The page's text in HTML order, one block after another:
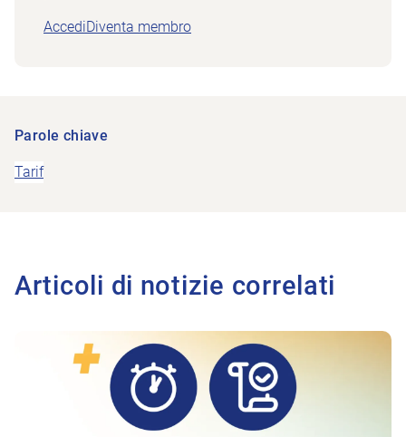
AccediDiventa membro
Parole chiave
Tarif
Articoli di notizie correlati
All'articolo Risposte alle domande più importanti